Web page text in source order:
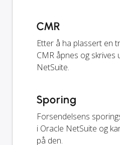
CMR
Etter å ha plassert en
CMR åpnes og skrives
NetSuite.
Sporing
Forsendelsens
i Oracle NetSuite og
på den.